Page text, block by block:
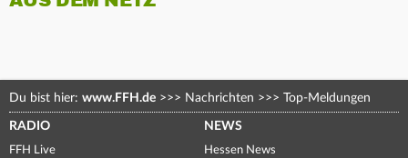
Du bist hier: www.FFH.de >>> Nachrichten >>> Top-Meldungen
RADIO
FFH Live
NEWS
Hessen News